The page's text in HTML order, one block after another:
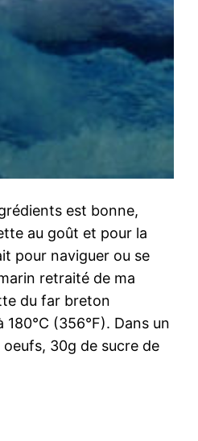
est bonne,
au goût et pour la
pour naviguer ou se
retraité de ma
du far breton
(356°F). Dans un
30g de sucre de